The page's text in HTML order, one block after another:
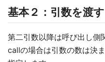
基本２：引数を渡す
第二引数以降は呼び出し側
callの場合は引数の数は決